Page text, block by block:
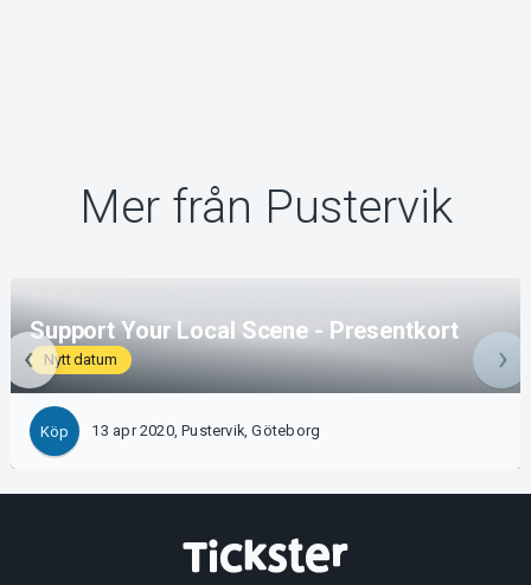
Mer från Pustervik
Support Your Local Scene - Presentkort
Nytt datum
Köp 13 apr 2020, Pustervik, Göteborg